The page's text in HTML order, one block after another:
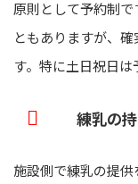
原則として予約制
ともありますが、
す。特に土日祝日は
練乳の
施設側で練乳の提